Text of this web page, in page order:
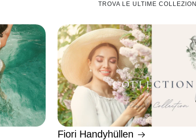
TROVA LE ULTIME COLLEZIONI
Fiori Handyhüllen